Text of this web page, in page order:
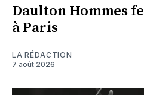
Daulton Hommes
à Paris
LA RÉDACTION
7 août 2026